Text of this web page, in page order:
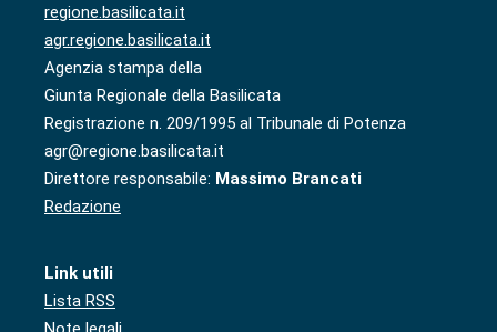
regione.basilicata.it
agr.regione.basilicata.it
Agenzia stampa della
Giunta Regionale della Basilicata
Registrazione n. 209/1995 al Tribunale di Potenza
agr@regione.basilicata.it
Direttore responsabile: Massimo Brancati
Redazione
Link utili
Lista RSS